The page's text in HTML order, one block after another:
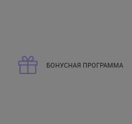
БОНУСНАЯ ПРОГРАММА